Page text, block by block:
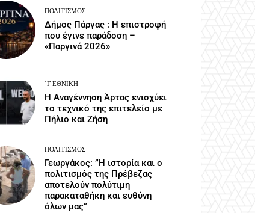
ΠΟΛΙΤΙΣΜΌΣ
Δήμος Πάργας : Η επιστροφή
που έγινε παράδοση –
«Παργινά 2026»
΄Γ ΕΘΝΙΚΉ
Η Αναγέννηση Άρτας ενισχύει
το τεχνικό της επιτελείο με
Πήλιο και Ζήση
ΠΟΛΙΤΙΣΜΌΣ
Γεωργάκος: ”Η ιστορία και ο
πολιτισμός της Πρέβεζας
αποτελούν πολύτιμη
παρακαταθήκη και ευθύνη
όλων μας”